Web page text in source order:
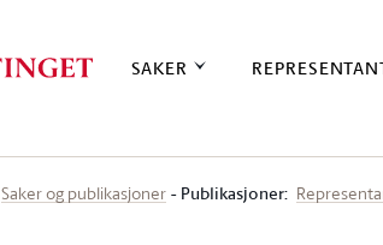
SAKER
Saker og publikasjoner Publikasjoner: